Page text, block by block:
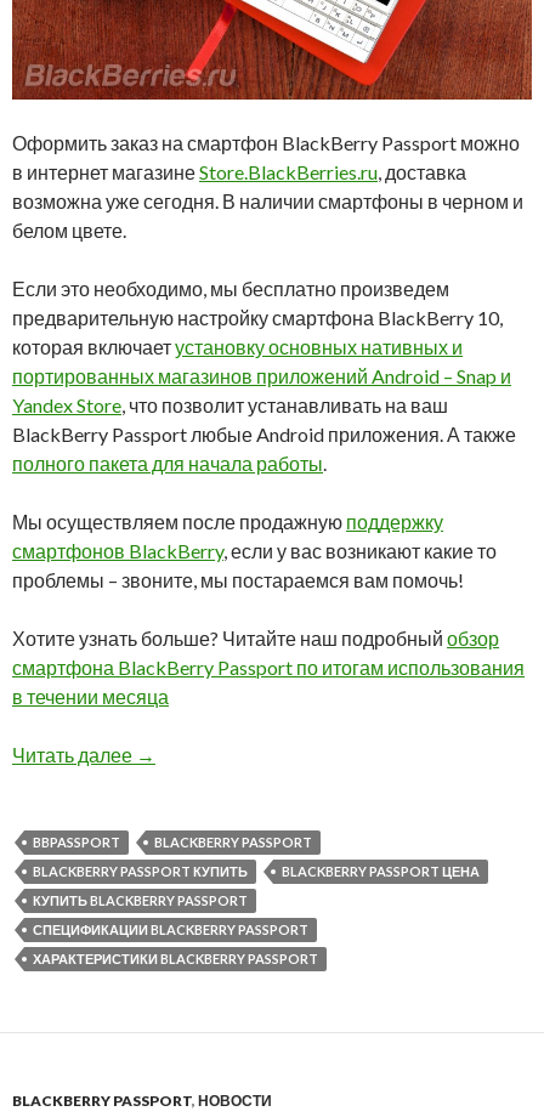
Оформить заказ на смартфон BlackBerry Passport можно
в интернет магазинеStore.BlackBerries.ru, доставка
возможна уже сегодня. В наличии смартфоны в черном и
белом цвете.
Если это необходимо, мы бесплатно произведем
предварительную настройку смартфона BlackBerry 10,
которая включаетустановку основных нативных и
портированных магазинов приложений Android – Snap и
Yandex Store, что позволит устанавливать на ваш
BlackBerry Passport любые Android приложения. А также
полного пакета для начала работы.
Мы осуществляем после продажную поддержку
смартфонов BlackBerry, если у вас возникают какие то
проблемы – звоните, мы постараемся вам помочь!
Хотите узнать больше? Читайте наш подробный обзор
смартфона BlackBerry Passport по итогам использования
в течении месяца
Читать далее Снижена цена на BlackBerry Passport
→
BBPASSPORT
BLACKBERRY PASSPORT
BLACKBERRY PASSPORT КУПИТЬ
BLACKBERRY PASSPORT ЦЕНА
КУПИТЬ BLACKBERRY PASSPORT
СПЕЦИФИКАЦИИ BLACKBERRY PASSPORT
ХАРАКТЕРИСТИКИ BLACKBERRY PASSPORT
BLACKBERRY PASSPORT, НОВОСТИ